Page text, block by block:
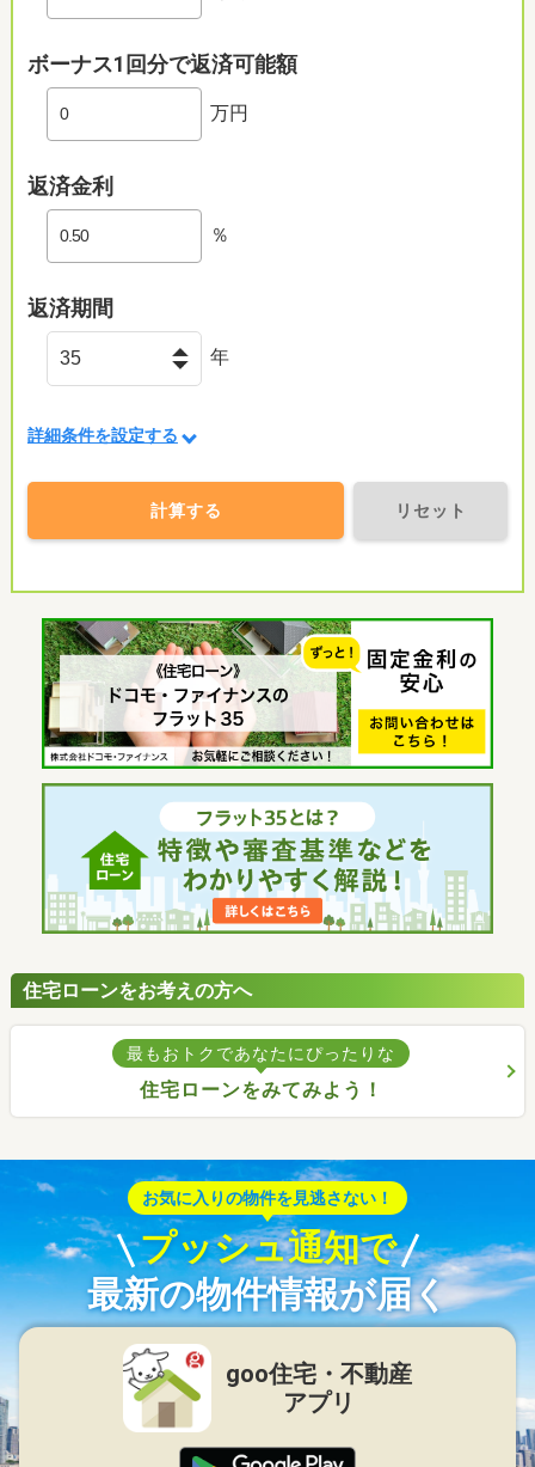
ボーナス1回分で返済可能額
万円
返済金利
％
返済期間
年
詳細条件を設定する
計算する リセット
住宅ローンをお考えの方へ
最もおトクであなたにぴったりな
住宅ローンをみてみよう！
お気に入りの物件を見逃さない！
プッシュ通知で
最新の物件情報が届く
goo住宅・不動産
アプリ